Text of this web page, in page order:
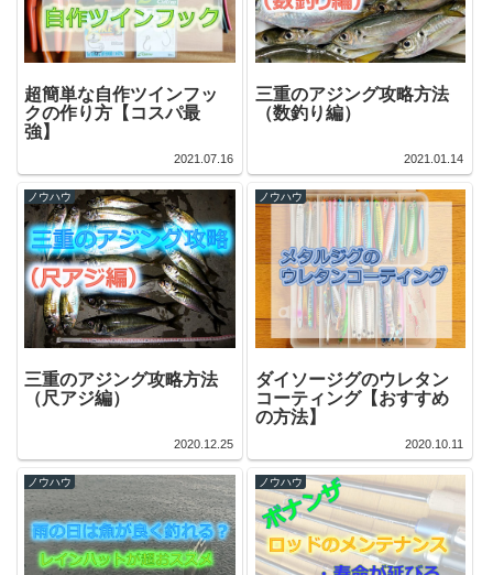
超簡単な自作ツインフッ
クの作り方【コスパ最
強】
2021.07.16
三重のアジング攻略方法
（数釣り編）
2021.01.14
ノウハウ
三重のアジング攻略方法
（尺アジ編）
2020.12.25
ノウハウ
ダイソージグのウレタン
コーティング【おすすめ
の方法】
2020.10.11
ノウハウ ノウハウ